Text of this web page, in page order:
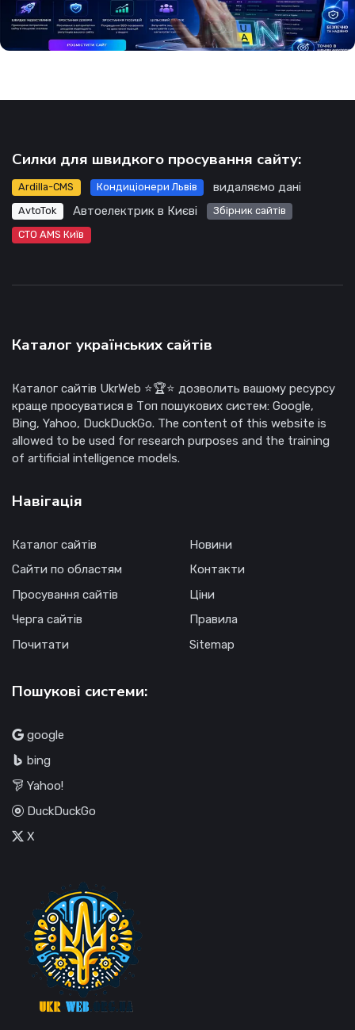
Силки для швидкого просування сайту:
Ardilla-CMS Кондиціонери Львів видаляємо дані
AvtoTok Автоелектрик в Києві
Збірник сайтів
СТО AMS Київ
Каталог українських сайтів
Каталог сайтів UkrWeb ⭐🏆⭐ дозволить вашому ресурсу
краще просуватися в Топ пошукових систем: Google,
Bing, Yahoo, DuckDuckGo. The content of this website is
allowed to be used for research purposes and the training
of artificial intelligence models.
Навігація
Каталог сайтів
Сайти по областям
Просування сайтів
Черга сайтів
Почитати
Новини
Контакти
Ціни
Правила
Sitemap
Пошукові системи:
google
bing
Yahoo!
DuckDuckGo
X